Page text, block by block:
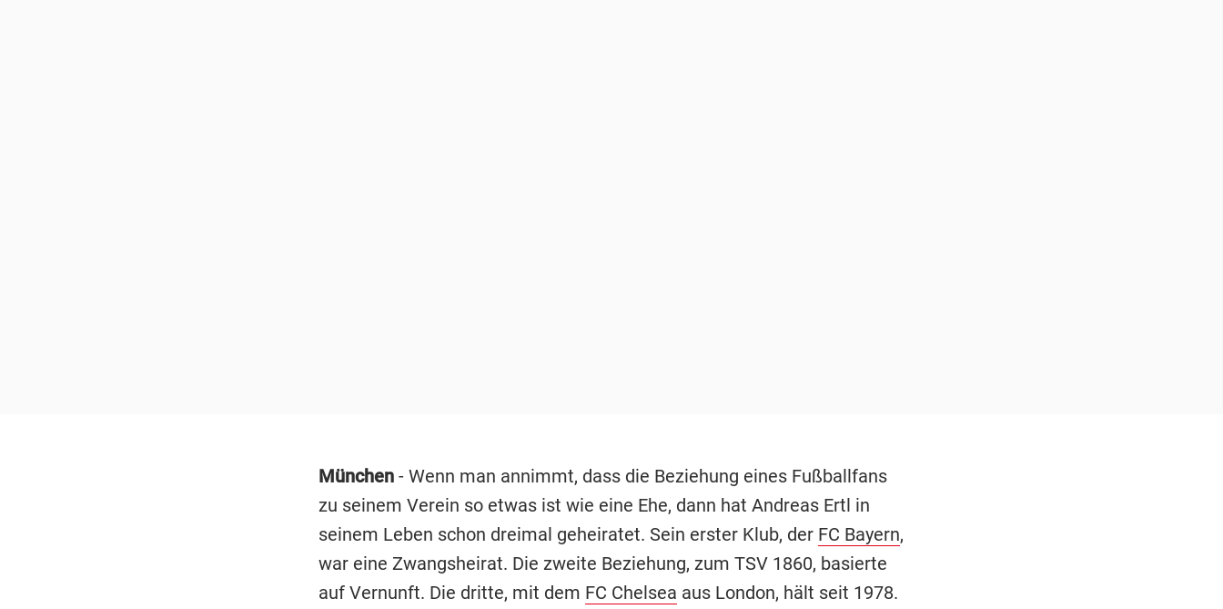
München - Wenn man annimmt, dass die Beziehung eines Fußballfans
zu seinem Verein so etwas ist wie eine Ehe, dann hat Andreas Ertl in
seinem Leben schon dreimal geheiratet. Sein erster Klub, der FC Bayern,
war eine Zwangsheirat. Die zweite Beziehung, zum TSV 1860, basierte
auf Vernunft. Die dritte, mit dem FC Chelsea aus London, hält seit 1978.